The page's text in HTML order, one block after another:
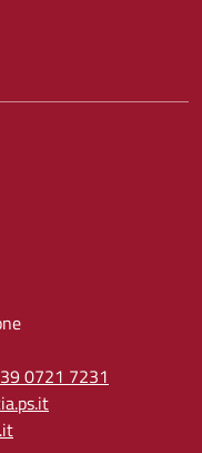
0721 7231